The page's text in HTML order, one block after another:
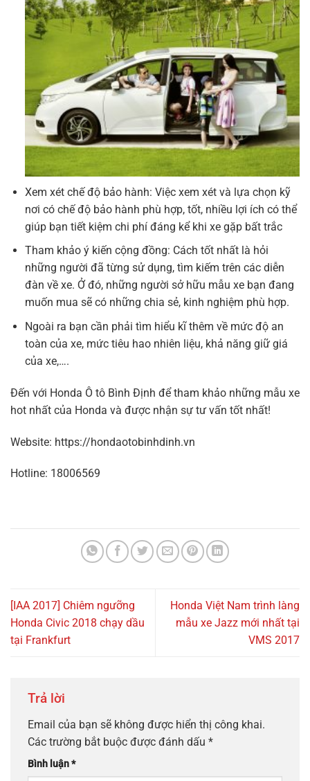
Xem xét chế độ bảo hành: Việc xem xét và lựa chọn kỹ
nơi có chế độ bảo hành phù hợp, tốt, nhiều lợi ích có thể
giúp bạn tiết kiệm chi phí đáng kể khi xe gặp bất trắc
Tham khảo ý kiến cộng đồng: Cách tốt nhất là hỏi
những người đã từng sử dụng, tìm kiếm trên các diễn
đàn về xe. Ở đó, những người sở hữu mẫu xe bạn đang
muốn mua sẽ có những chia sẻ, kinh nghiệm phù hợp.
Ngoài ra bạn cần phải tìm hiểu kĩ thêm về mức độ an
toàn của xe, mức tiêu hao nhiên liệu, khả năng giữ giá
của xe,….
Đến với Honda Ô tô Bình Định để tham khảo những mẫu xe
hot nhất của Honda và được nhận sự tư vấn tốt nhất!
Website: https://hondaotobinhdinh.vn
Hotline: 18006569
[IAA 2017] Chiêm ngưỡng
Honda Civic 2018 chạy dầu
tại Frankfurt
Honda Việt Nam trình làng
mẫu xe Jazz mới nhất tại
VMS 2017
Trả lời
Email của bạn sẽ không được hiển thị công khai.
Các trường bắt buộc được đánh dấu *
Bình luận*